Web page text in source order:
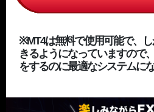
※MT4は無料で使用可能で、
きるようになっていますので
をするのに最適なシステムに